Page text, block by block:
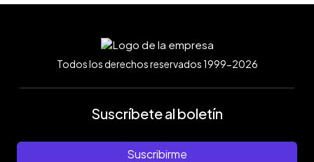
Todos los derechos reservados 1999-2026
Suscríbete al boletín
Suscribirme